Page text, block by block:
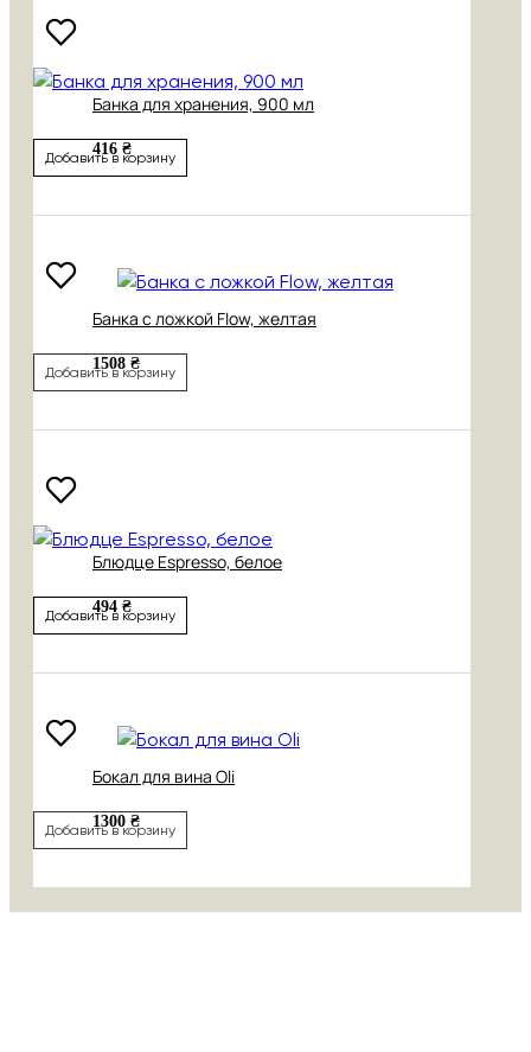
Банка для хранения, 900 мл
416 ₴
Добавить в корзину
Банка с ложкой Flow, желтая
1508 ₴
Добавить в корзину
Блюдце Espresso, белое
494 ₴
Добавить в корзину
Бокал для вина Oli
1300 ₴
Добавить в корзину